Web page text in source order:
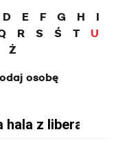
D E F G H
I
R S Ś T
U
Ż
osobę